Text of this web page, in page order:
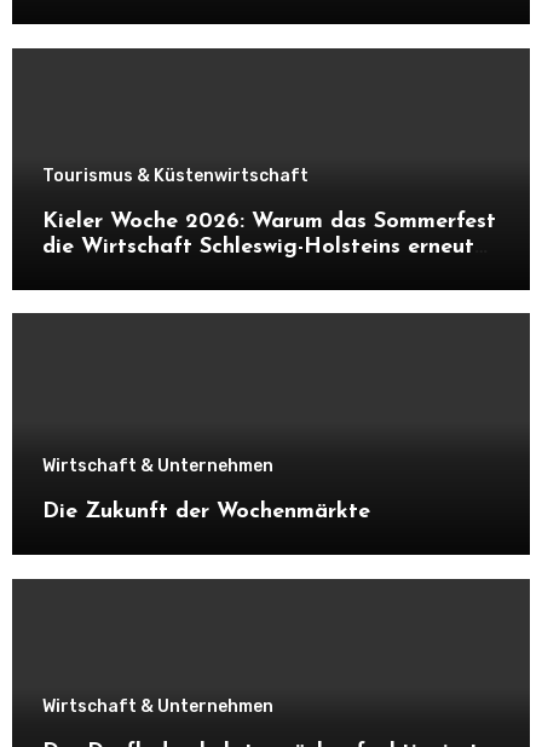
Tourismus & Küstenwirtschaft
Kieler Woche 2026: Warum das Sommerfest
die Wirtschaft Schleswig-Holsteins erneut
Wirtschaft & Unternehmen
Die Zukunft der Wochenmärkte
Wirtschaft & Unternehmen